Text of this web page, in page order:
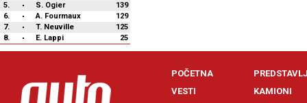
5.
S. Ogier
139
6.
A. Fourmaux
129
7.
T. Neuville
125
8.
E. Lappi 25
POČETNA
VESTI
KAMIONI